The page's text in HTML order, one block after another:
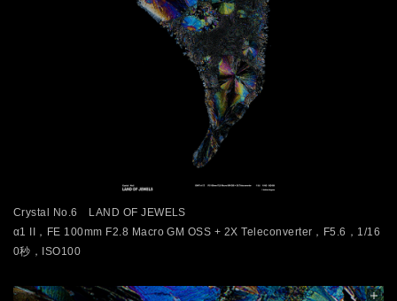
Crystal No.6 LAND OF JEWELS
α1 II，FE 100mm F2.8 Macro GM OSS + 2X Teleconverter，F5.6，1/16
0秒，ISO100